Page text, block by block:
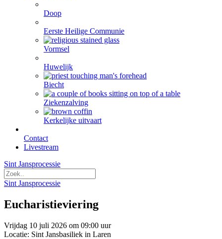
Doop
Eerste Heilige Communie
Vormsel
Huwelijk
Biecht
Ziekenzalving
Kerkelijke uitvaart
Contact
Livestream
Sint Jansprocessie
Sint Jansprocessie
Eucharistieviering
Vrijdag 10 juli 2026 om 09:00 uur
Locatie: Sint Jansbasiliek in Laren